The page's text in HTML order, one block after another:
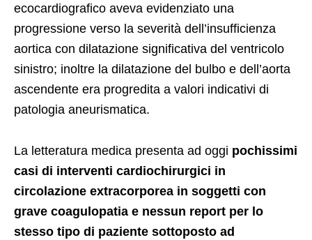
ecocardiografico aveva evidenziato una
progressione verso la severità dell’insufficienza
aortica con dilatazione significativa del ventricolo
sinistro; inoltre la dilatazione del bulbo e dell’aorta
ascendente era progredita a valori indicativi di
patologia aneurismatica.
La letteratura medica presenta ad oggi pochissimi
casi di interventi cardiochirurgici in
circolazione extracorporea in soggetti con
grave coagulopatia e nessun report per lo
stesso tipo di paziente sottoposto ad